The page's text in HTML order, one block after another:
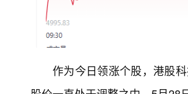
作为今日领涨个股，港股